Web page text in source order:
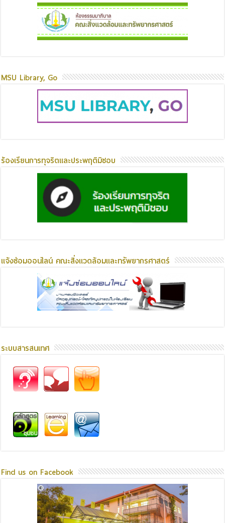
MSU Library, Go
ร้องเรียนการทุจริตและประพฤติมิชอบ
แจ้งซ่อมออนไลน์ คณะสิ่งแวดล้อมและทรัพยากรศาสตร์
ระบบสารสนเทศ
Find us on Facebook